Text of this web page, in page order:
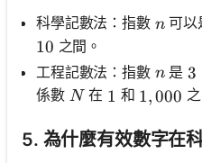
科學記數法：指數 n
n可以
10
10 之間。
工程記數法：指數 n
n是 3
3
係數 N
N在 1
1 和 1,000
1,000
5. 為什麼有效數字在